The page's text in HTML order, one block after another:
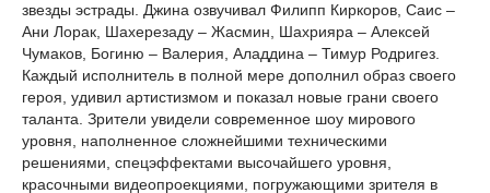
звезды эстрады. Джина озвучивал Филипп Киркоров, Саис –
Ани Лорак, Шахерезаду – Жасмин, Шахрияра – Алексей
Чумаков, Богиню – Валерия, Аладдина – Тимур Родригез.
Каждый исполнитель в полной мере дополнил образ своего
героя, удивил артистизмом и показал новые грани своего
таланта. Зрители увидели современное шоу мирового
уровня, наполненное сложнейшими техническими
решениями, спецэффектами высочайшего уровня,
красочными видеопроекциями, погружающими зрителя в